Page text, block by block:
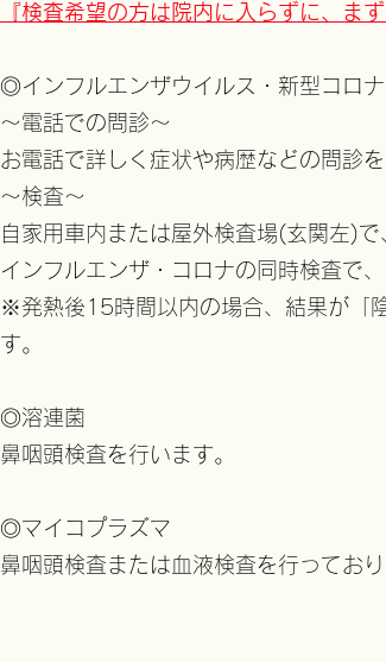
『検査希望の方は院内に入らずに、 ま
◎インフルエンザウイルス・新型コロナ
～電話での問診～
お電話で詳しく症状や病歴などの問診を
～検査～
自家用車内または屋外検査場(玄関左)で
インフルエンザ・コロナの同時検査で
​※発熱後15時間以内の場合、結果が「
す。
◎溶連菌
鼻咽頭検査を行います。
◎マイコプラズマ
鼻咽頭検査または血液検査を行ってお